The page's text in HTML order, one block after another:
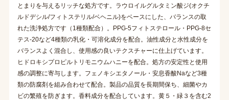
とまりを与えるリッチな処方です。ラウロイルグルタミン酸ジ(オクチ
ルドデシル/フィトステリル/ベヘニル)をベースにした、バランスの取
れた洗浄処方です（1種類配合）。PPG-5フィトステロール・PPG-8セ
テス-20など4種類の乳化・可溶化成分を配合。油性成分と水性成分を
バランスよく混合し、使用感の良いテクスチャーに仕上げています。
ヒドロキシプロピルトリモニウムハニーを配合。処方の安定性と使用
感の調整に寄与します。フェノキシエタノール・安息香酸Naなど3種
類の防腐剤を組み合わせて配合。製品の品質を長期間保ち、細菌やカ
ビの繁殖を防ぎます。香料成分を配合しています。黄５・緑３を含む2